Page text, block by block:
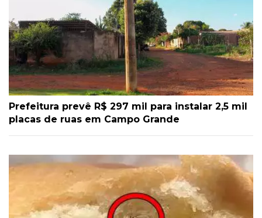
Prefeitura prevê R$ 297 mil para instalar 2,5 mil
placas de ruas em Campo Grande